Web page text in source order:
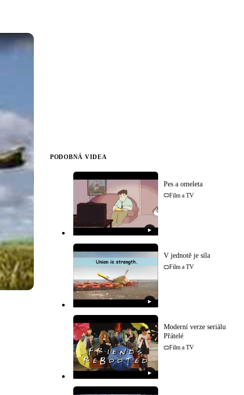
PODOBNÁ VIDEA
▶
Pes a omeleta
Film a TV
▶
V jednotě je síla
Film a TV
▶
Moderní verze seriálu
Přátelé
Film a TV